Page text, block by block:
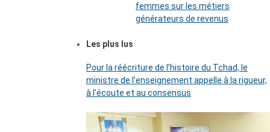
femmes sur les métiers
générateurs de revenus
Les plus lus
Pour la réécriture de l’histoire du Tchad, le
ministre de l’enseignement appelle à la rigueur,
à l’écoute et au consensus